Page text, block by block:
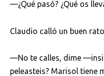
—¿Qué pasó? ¿Qué os
Claudio calló un buen
—No te calles, dime
peleasteis? Marisol tiene